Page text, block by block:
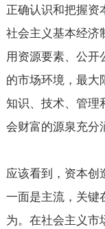
正确认识和把握资
社会主义基本经济
用资源要素、公开
的市场环境，最大
知识、技术、管理
会财富的源泉充分
应该看到，资本创
一面是主流，关键
为。在社会主义市